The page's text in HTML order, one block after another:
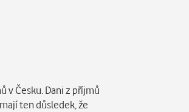
v Česku. Dani z příjmů
ten důsledek, že